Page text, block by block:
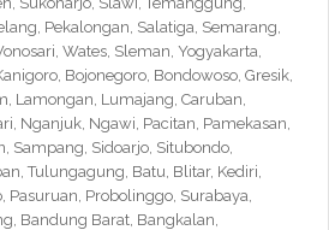
Pekalongan, Salatiga, Semarang,
Wates, Sleman, Yogyakarta,
Bojonegoro, Bondowoso, Gresik,
Lamongan, Lumajang, Caruban,
Nganjuk, Ngawi, Pacitan, Pamekasan,
Sampang, Sidoarjo, Situbondo,
Tulungagung, Batu, Blitar, Kediri,
Pasuruan, Probolinggo, Surabaya,
Bandung Barat, Bangkalan,